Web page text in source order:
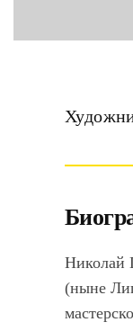
Николай
(ныне